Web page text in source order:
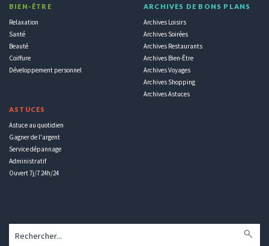
BIEN-ÊTRE
Relaxation
Santé
Beauté
Coiffure
Développement personnel
ASTUCES
Astuce au quotidien
Gagner de l'argent
Service dépannage
Administratif
Ouvert 7j/7 24h/24
ARCHIVES DE BONS PLANS
Archives Loisirs
Archives Soirées
Archives Restaurants
Archives Bien-Être
Archives Voyages
Archives Shopping
Archives Astuces